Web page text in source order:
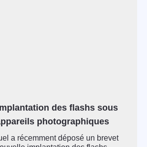
des flashs sous
photographiques
a récemment déposé un brevet